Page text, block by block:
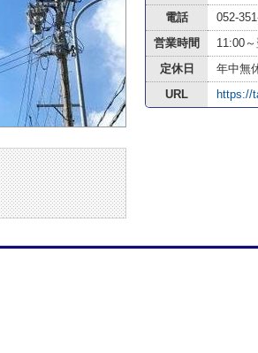
電話
052-
営業時間
11:00
定休日
年中無
URL
https://